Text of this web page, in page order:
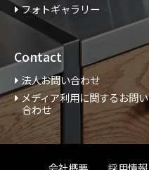
フォトギャラリー
Contact
法人お問い合わせ
メディア利用に関するお問い
合わせ